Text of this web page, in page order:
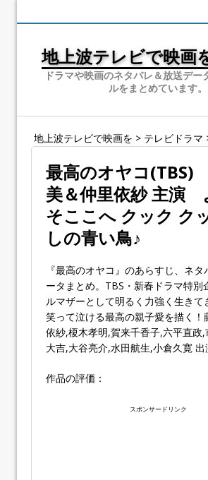
地上波テレビで映画
ドラマや映画のネタバレ＆放送デー
ルをまとめています。
地上波テレビで映画を > テレビドラマ
最高のオヤコ(TBS)
美＆仲里依紗 主演
そここへ クック ク
しの青い鳥♪
『最高のオヤコ』のあらすじ、ネ
ータまとめ。TBS・新春ドラマ特別
ルマザーとして明るく力強く生きて
笑って泣ける最高の親子愛を描く！
依紗,榎木孝明,賀来千香子,六平直政
大吉,大谷亮介,水田航生,小倉久寛 出
作品の評価：
スポンサードリンク